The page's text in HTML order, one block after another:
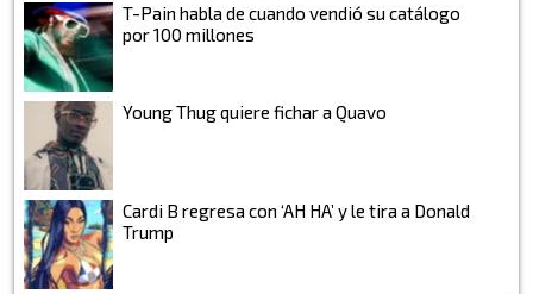
T-Pain habla de cuando vendió su catálogo
por 100 millones
Young Thug quiere fichar a Quavo
Cardi B regresa con ‘AH HA’ y le tira a Donald
Trump